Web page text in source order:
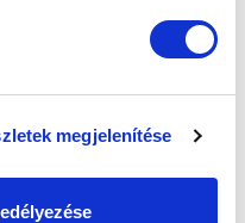
megjelenítése